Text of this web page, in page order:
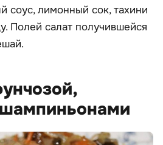
соус, лимонный сок, тахини
Полей салат получившейся